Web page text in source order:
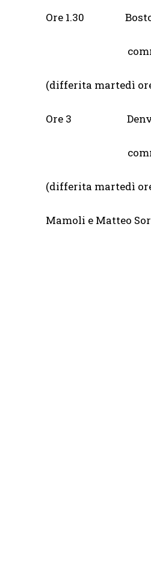
Ore 1.30
commento
(differita martedì
Ore 3
commento
(differita martedì ore
Mamoli e Matteo